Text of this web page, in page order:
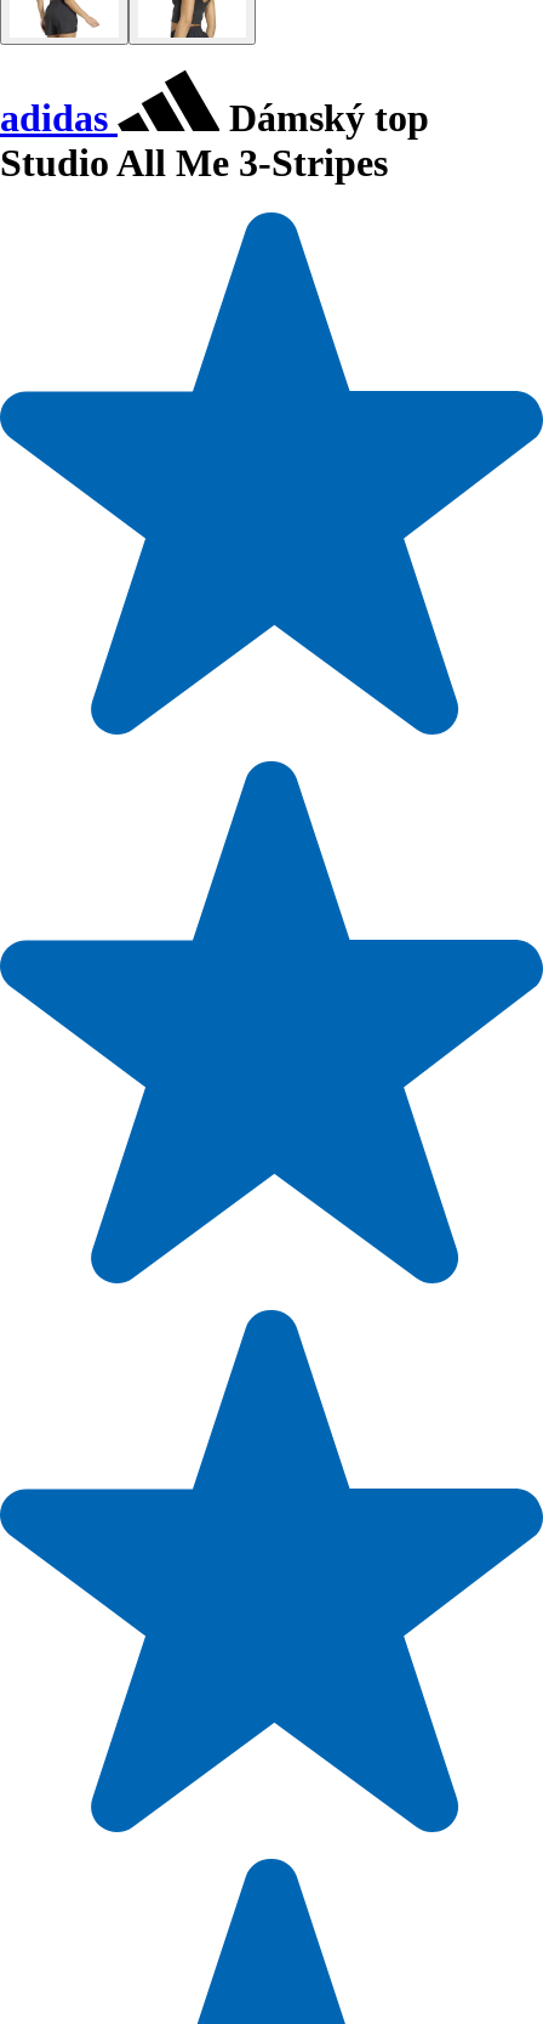
adidas
Dámský top
Studio All Me 3-Stripes